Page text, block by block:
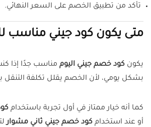
تأكد من تطبيق الخصم على السعر النهائي.
متى يكون كود جيني مناسب
يكون كود خصم جيني اليوم مناسب جدًا إذا
بشكل يومي، لأن الخصم يقلل تكلفة
كما أنه خيار ممتاز في أول تجربة باستخدام
أو عند استخدام كود خصم جيني ثاني مشوار